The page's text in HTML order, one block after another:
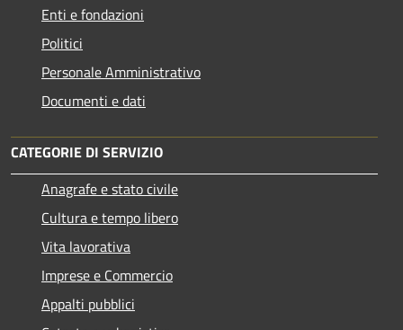
Enti e fondazioni
Politici
Personale Amministrativo
Documenti e dati
CATEGORIE DI SERVIZIO
Anagrafe e stato civile
Cultura e tempo libero
Vita lavorativa
Imprese e Commercio
Appalti pubblici